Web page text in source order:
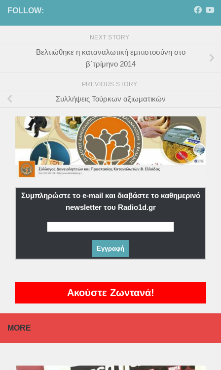
FOLLOW:
NEXT STORY
Βελτιώθηκε η καταναλωτική εμπιστοσύνη στο
β΄τρίμηνο 2014
PREVIOUS STORY
Συλλήψεις Τούρκων αξιωματικών
Συμπληρώστε το e-mail και διαβάστε το καθημερινό
newsletter του Radio1d.gr
Ακούστε Ζωντανά!
MORE